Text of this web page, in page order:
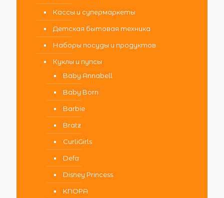
Кассы и супермаркеты
Детская бытовая техника
Наборы посуды и продуктов
Куклы и пупсы
Baby Annabell
Baby Born
Barbie
Bratz
CurliGirls
Defa
Disney Princess
KNOPA